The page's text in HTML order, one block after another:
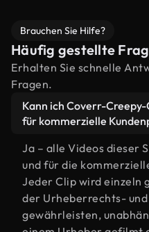
Brauchen Sie Hilfe?
Häufig gestellte
Erhalten Sie schnelle
Fragen.
Kann ich Coverr-
für kommerzielle
Ja – alle Videos dieser
und für die
Jeder Clip wird einzeln
der Urheberrechts-
gewährleisten,